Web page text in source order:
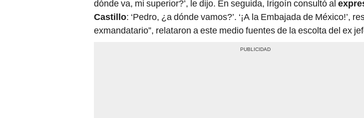
dónde va, mi superior?’, le dijo. En seguida, Irigoín consultó al
Castillo: ‘Pedro, ¿a dónde vamos?’. ‘¡A la Embajada de México!’,
exmandatario”, relataron a este medio fuentes de la escolta del ex